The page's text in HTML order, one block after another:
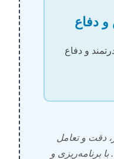
و دفاع
دقت و تعامل
برنامه‌ریزی و